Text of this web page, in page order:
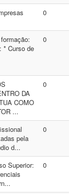
0
* Curso de
0
DA
COMO
...
0
pela
d...
0
Superior:
0